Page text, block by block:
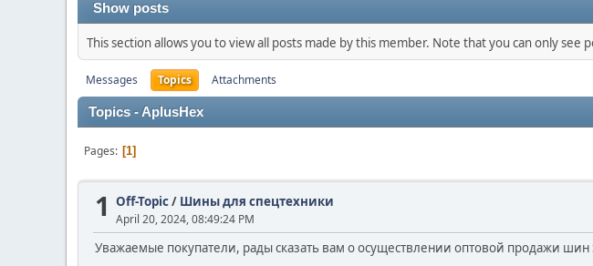
Show posts
This section allows you to view all posts made by this member. Note that you can only see
Messages Topics Attachments
Topics - AplusHex
Pages 1
1 Off-Topic/ Шины для спецтехники
April 20, 2024, 08:49:24 PM
Уважаемые покупатели, рады сказать вам о осуществлении оптовой продажи шин